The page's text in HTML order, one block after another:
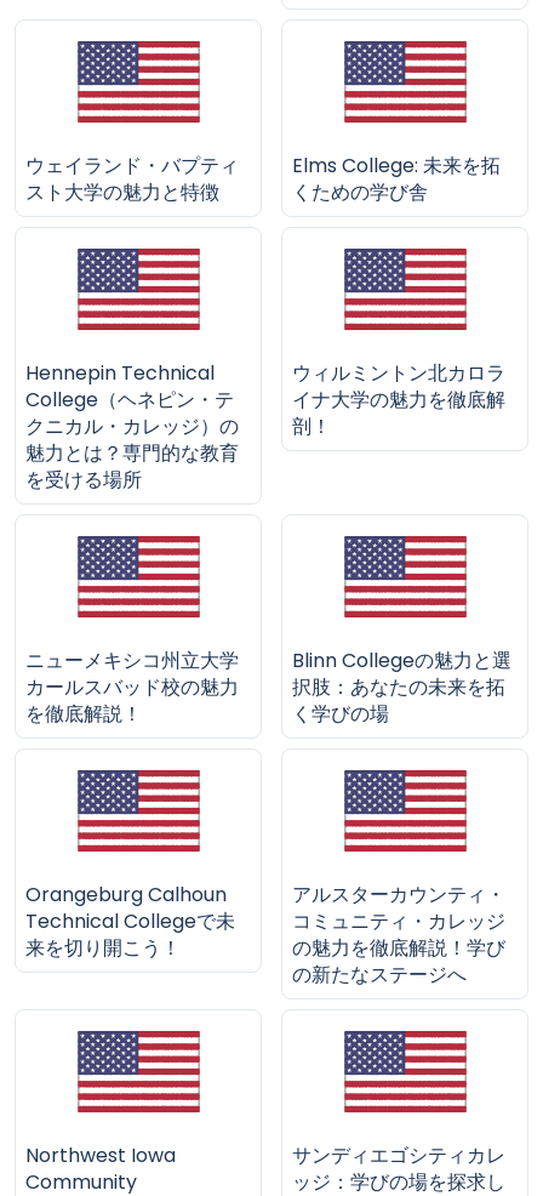
ウェイランド・バプティ
スト大学の魅力と特徴
Elms College: 未来を拓
くための学び舎
Hennepin Technical
College（ヘネピン・テ
クニカル・カレッジ）の
魅力とは？専門的な教育
を受ける場所
ウィルミントン北カロラ
イナ大学の魅力を徹底解
剖！
ニューメキシコ州立大学
カールスバッド校の魅力
を徹底解説！
Blinn Collegeの魅力と選
択肢：あなたの未来を拓
く学びの場
Orangeburg Calhoun
Technical Collegeで未
来を切り開こう！
アルスターカウンティ・
コミュニティ・カレッジ
の魅力を徹底解説！学び
の新たなステージへ
Northwest Iowa
Community
サンディエゴシティカレ
ッジ：学びの場を探求し